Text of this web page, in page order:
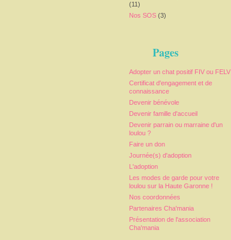
(11)
Nos SOS (3)
Pages
Adopter un chat positif FIV ou FELV
Certificat d'engagement et de
connaissance
Devenir bénévole
Devenir famille d'accueil
Devenir parrain ou marraine d'un
loulou ?
Faire un don
Journée(s) d'adoption
L'adoption
Les modes de garde pour votre
loulou sur la Haute Garonne !
Nos coordonnées
Partenaires Cha'mania
Présentation de l'association
Cha'mania